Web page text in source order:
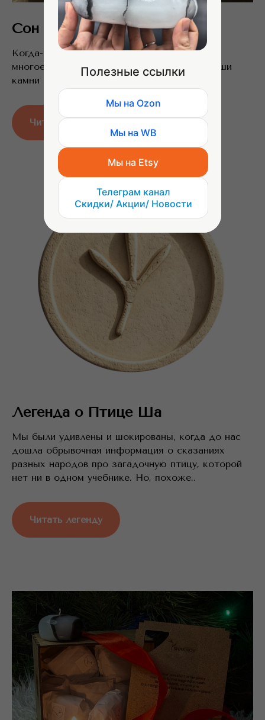
Сон Антона Шахова
Когда-то мне приснился этот сон. Который
многое предопределил в моей судьбе. И наши
камни во многом результат этого сна..
Читать сон
Легенда о Птице Ша
Мы были удивлены и шокированы, когда до нас
дошла обрывочная информация о сказаниях
разных народов про загадочную птицу, которой
нет ни в одном учебнике. Но, похоже..
Читать легенду
Полезные ссылки
Мы на Ozon
Мы на WB
Мы на Etsy
Телеграм канал
Скидки/ Акции/ Новости